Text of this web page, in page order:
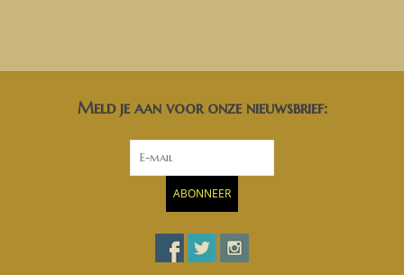
Meld je aan voor onze nieuwsbrief:
ABONNEER